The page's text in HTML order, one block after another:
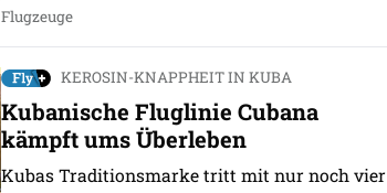
Flugzeuge
KEROSIN-KNAPPHEIT IN KUBA
Kubanische Fluglinie Cubana
kämpft ums Überleben
Kubas Traditionsmarke tritt mit nur noch vier